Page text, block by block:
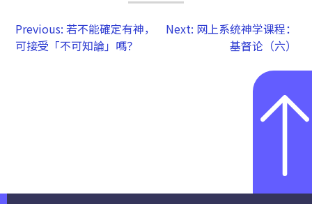
Previous: 若不能確定有神，
可接受「不可知論」嗎？
Next: 网上系统神学课程：
基督论（六）